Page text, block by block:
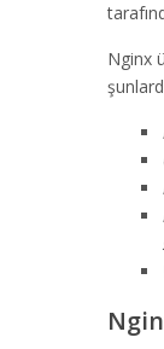
Nginx